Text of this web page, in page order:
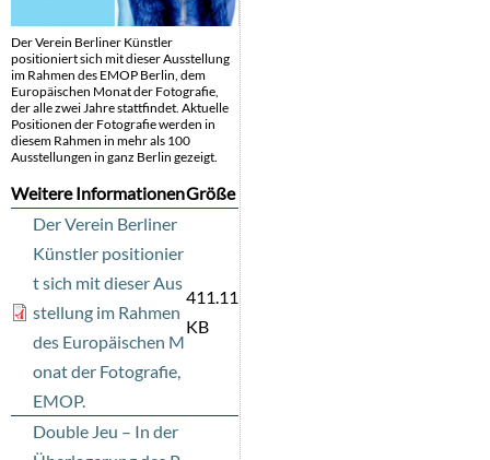
Der Verein Berliner Künstler
positioniert sich mit dieser Ausstellung
im Rahmen des EMOP Berlin, dem
Europäischen Monat der Fotografie,
der alle zwei Jahre stattfindet. Aktuelle
Positionen der Fotografie werden in
diesem Rahmen in mehr als 100
Ausstellungen in ganz Berlin gezeigt.
Weitere InformationenGröße
Der Verein Berliner
Künstler positionier
t sich mit dieser Aus
stellung im Rahmen
des Europäischen M
onat der Fotografie,
EMOP.
411.11
KB
Double Jeu – In der